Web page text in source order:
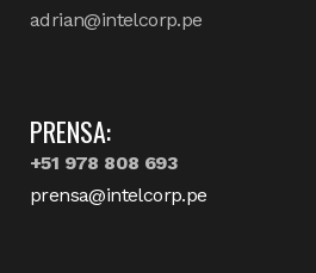
adrian@intelcorp.pe
PRENSA:
+51 978 808 693
prensa@intelcorp.pe